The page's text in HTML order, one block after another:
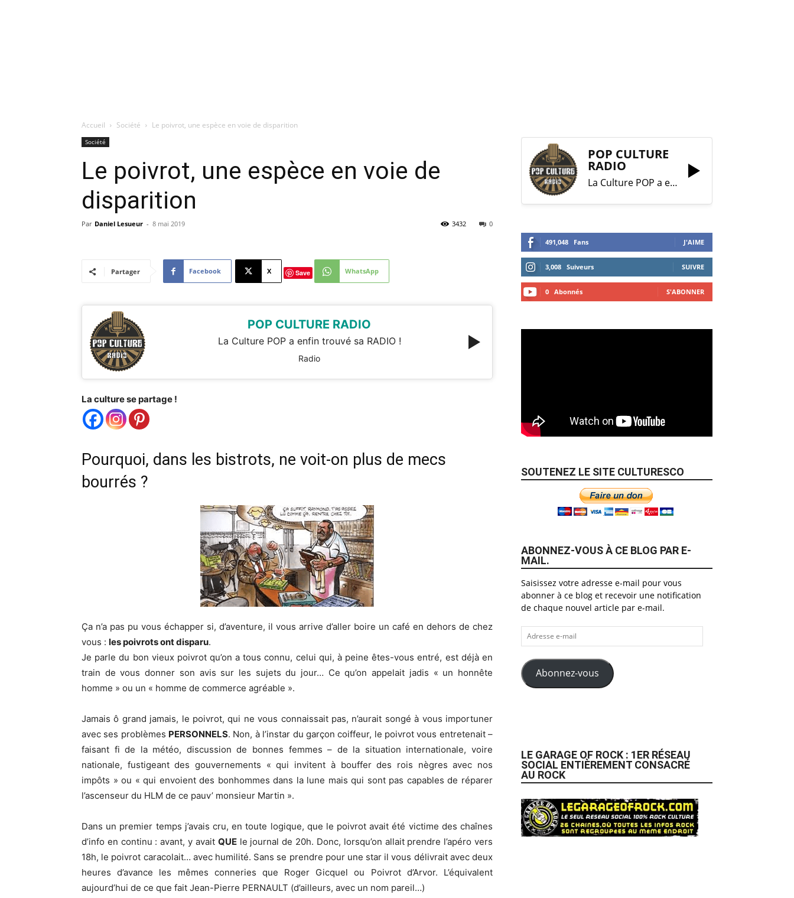
Accueil Société Le poivrot, une espèce en voie de disparition
Société
Le poivrot, une espèce en voie de
disparition
Par Daniel Lesueur - 8 mai 2019 0
3432
Partager Facebook X Save WhatsApp
POP CULTURE RADIO
La Culture POP a enfin trouvé sa RADIO !
Radio
La culture se partage !
Pourquoi, dans les bistrots, ne voit-on plus de mecs
bourrés ?
Ça n’a pas pu vous échapper si, d’aventure, il vous arrive d’aller boire un café en dehors de chez
vous : les poivrots ont disparu.
Je parle du bon vieux poivrot qu’on a tous connu, celui qui, à peine êtes-vous entré, est déjà en
train de vous donner son avis sur les sujets du jour… Ce qu’on appelait jadis « un honnête
homme » ou un « homme de commerce agréable ».
Jamais ô grand jamais, le poivrot, qui ne vous connaissait pas, n’aurait songé à vous importuner
avec ses problèmes PERSONNELS. Non, à l’instar du garçon coiffeur, le poivrot vous entretenait –
faisant fi de la météo, discussion de bonnes femmes – de la situation internationale, voire
nationale, fustigeant des gouvernements « qui invitent à bouffer des rois nègres avec nos
impôts » ou « qui envoient des bonhommes dans la lune mais qui sont pas capables de réparer
l’ascenseur du HLM de ce pauv’ monsieur Martin ».
Dans un premier temps j’avais cru, en toute logique, que le poivrot avait été victime des chaînes
d’info en continu : avant, y avait QUEle journal de 20h. Donc, lorsqu’on allait prendre l’apéro vers
18h, le poivrot caracolait… avec humilité. Sans se prendre pour une star il vous délivrait avec deux
heures d’avance les mêmes conneries que Roger Gicquel ou Poivrot d’Arvor. L’équivalent
aujourd’hui de ce que fait Jean-Pierre PERNAULT (d’ailleurs, avec un nom pareil…)
POP CULTURE
RADIO
La Culture POP a enfin trouvé sa RADIO !
491,048 Fans J'AIME
3,008 Suiveurs SUIVRE
0 Abonnés S'ABONNER
SOUTENEZ LE SITE CULTURESCO
ABONNEZ-VOUS À CE BLOG PAR E-
MAIL.
Saisissez votre adresse e-mail pour vous
abonner à ce blog et recevoir une notification
de chaque nouvel article par e-mail.
Adresse
e-
mail
Abonnez-vous
LE GARAGE OF ROCK : 1ER RÉSEAU
SOCIAL ENTIÈREMENT CONSACRÉ
AU ROCK